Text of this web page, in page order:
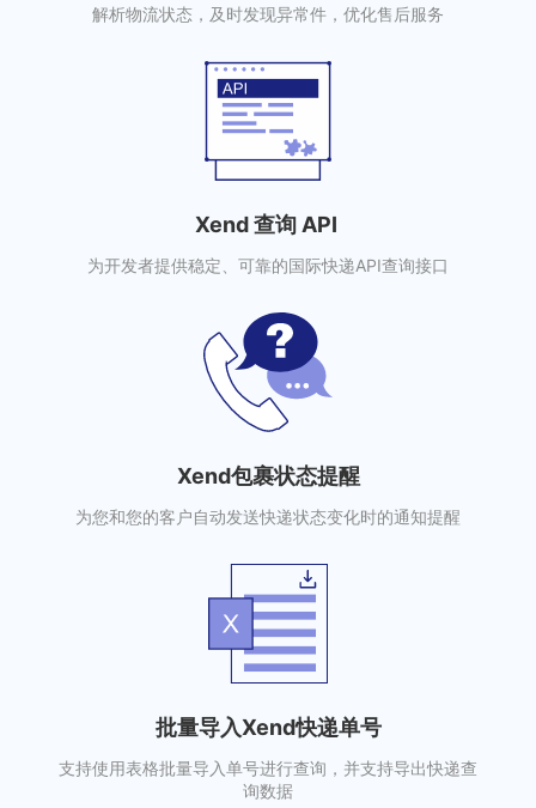
解析物流状态，及时发现异常件，优化售后服务
Xend 查询 API
为开发者提供稳定、可靠的国际快递API查询接口
Xend包裹状态提醒
为您和您的客户自动发送快递状态变化时的通知提醒
批量导入Xend快递单号
支持使用表格批量导入单号进行查询，并支持导出快递查
询数据